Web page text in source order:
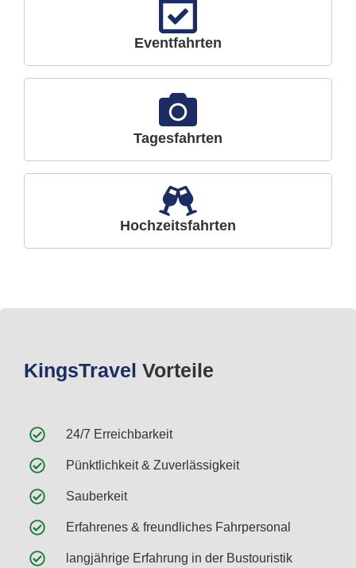
Eventfahrten
Tagesfahrten
Hochzeitsfahrten
KingsTravel Vorteile
24/7 Erreichbarkeit
Pünktlichkeit & Zuverlässigkeit
Sauberkeit
Erfahrenes & freundliches Fahrpersonal
langjährige Erfahrung in der Bustouristik